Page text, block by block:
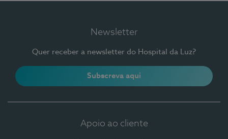
Newsletter
Quer receber a newsletter do Hospital da Luz?
Subscreva aqui
Apoio ao cliente